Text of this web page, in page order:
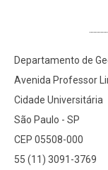
Departamento de
Avenida Professor
Cidade Universitária
São Paulo - SP
CEP 05508-000
55 (11) 3091-3769